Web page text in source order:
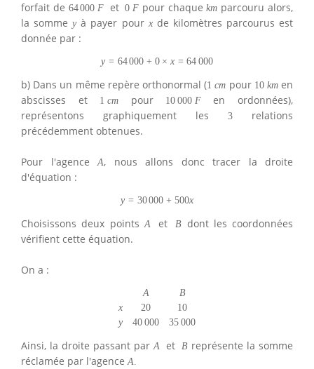
forfait de 64000 F et 0 F pour chaquekm parcouru alors,
la sommey à payer pour xde kilomètres parcourus est
donnée par :
y = 64000 + 0 × x = 64 000
b) Dans un même repère orthonormal (1 cm pour 10 kmen
abscisses et
1 cm pour 10 000 Fen ordonnées),
représentons graphiquement les
3
relations
précédemment obtenues.
Pour l'agenceA, nous allons donc tracer la droite
d'équation :
y = 30000 + 500x
Choisissons deux pointsA et B dont les coordonnées
vérifient cette équation.
On a :
A
B
x
20
10
y
40 000 35 000
Ainsi, la droite passant parA et B représente la somme
réclamée par l'agenceA.